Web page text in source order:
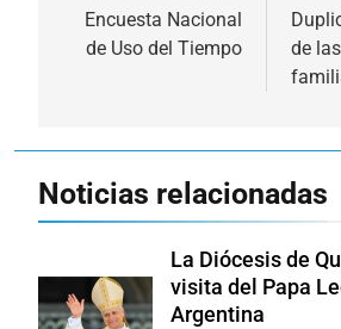
deEncuesta Nacional
de Uso del Tiempo
de
Noticias relacionadas
La Diócesis de
visita del Papa
Argentina